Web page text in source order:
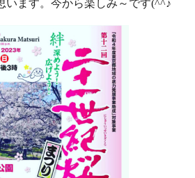
います。今から楽しみ～です(^^♪